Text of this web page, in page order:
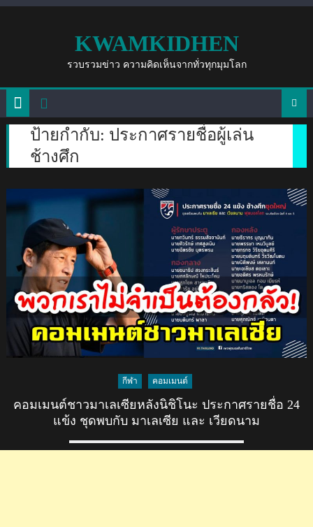
KWAMKIDHEN
รวบรวมข่าว ความคิดเห็นจากทั่วทุกมุมโลก
ป้ายกำกับ: ประกาศรายชื่อผู้เล่น
ช้างศึก
กีฬา คอมเมนต์
คอมเมนต์ชาวมาเลเซียหลังนิชิโนะ ประกาศรายชื่อ 24
แข้ง ชุดพบกับ มาเลเซีย และ เวียดนาม